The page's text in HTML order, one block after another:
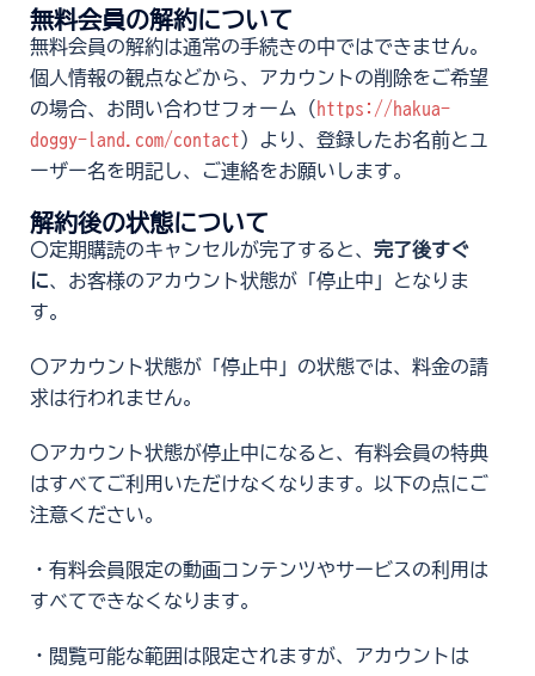
無料会員の解約について
無料会員の解約は通常の手続きの中ではできません。
個人情報の観点などから、アカウントの削除をご希望
の場合、お問い合わせフォーム（ https://hakua-
doggy-land.com/contact）より、登録したお名前とユ
ーザー名を明記し、ご連絡をお願いします。
解約後の状態について
〇定期購読のキャンセルが完了すると、 完了後すぐ
に、お客様のアカウント状態が「停止中」となりま
す。
〇アカウント状態が「停止中」の状態では、料金の請
求は行われません。
〇アカウント状態が停止中になると、有料会員の特典
はすべてご利用いただけなくなります。以下の点にご
注意ください。
・有料会員限定の動画コンテンツやサービスの利用は
すべてできなくなります。
・閲覧可能な範囲は限定されますが、アカウントは